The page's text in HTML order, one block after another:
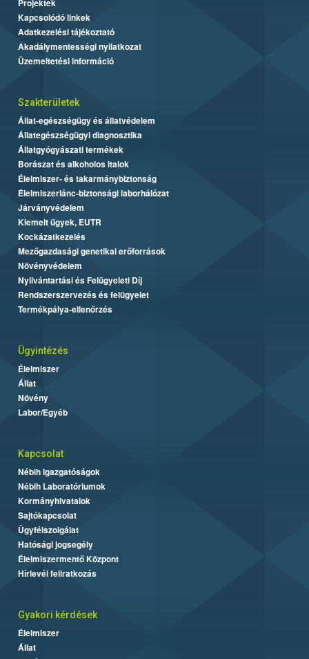
Projektek
Kapcsolódó linkek
Adatkezelési tájékoztató
Akadálymentességi nyilatkozat
Üzemeltetési információ
Szakterületek
Állat-egészségügy és állatvédelem
Állategészségügyi diagnosztika
Állatgyógyászati termékek
Borászat és alkoholos italok
Élelmiszer- és takarmánybiztonság
Élelmiszerlánc-biztonsági laborhálózat
Járványvédelem
Kiemelt ügyek, EUTR
Kockázatkezelés
Mezőgazdasági genetikai erőforrások
Növényvédelem
Nyilvántartási és Felügyeleti Díj
Rendszerszervezés és felügyelet
Termékpálya-ellenőrzés
Ügyintézés
Élelmiszer
Állat
Növény
Labor/Egyéb
Kapcsolat
Nébih Igazgatóságok
Nébih Laboratóriumok
Kormányhivatalok
Sajtókapcsolat
Ügyfélszolgálat
Hatósági jogsegély
Élelmiszermentő Központ
Hírlevél feliratkozás
Gyakori kérdések
Élelmiszer
Állat